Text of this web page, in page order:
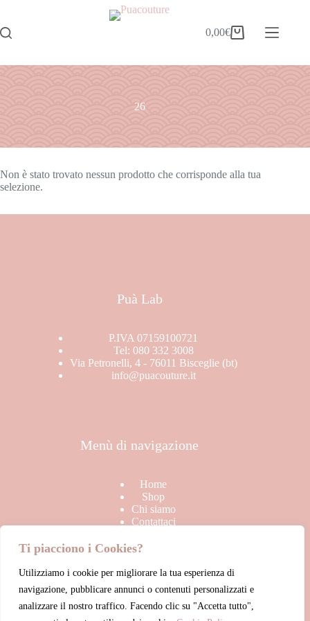
Ti piacciono i Cookies?
Utilizziamo i cookie per migliorare la tua esperienza di
navigazione, pubblicare annunci o contenuti personalizzati e
analizzare il nostro traffico. Facendo clic su "Accetta tutto",
0,00€
26
Non è stato trovato nessun prodotto che corrisponde alla tua
selezione.
Puà Lab
P.IVA 07159100721
Tel: 080 332 3008
Via Petronelli, 4 - 76011 Bisceglie (bt)
info@puacouture.it
Menù di navigazione
Home
Shop
Chi siamo
Contattaci
Link Utili